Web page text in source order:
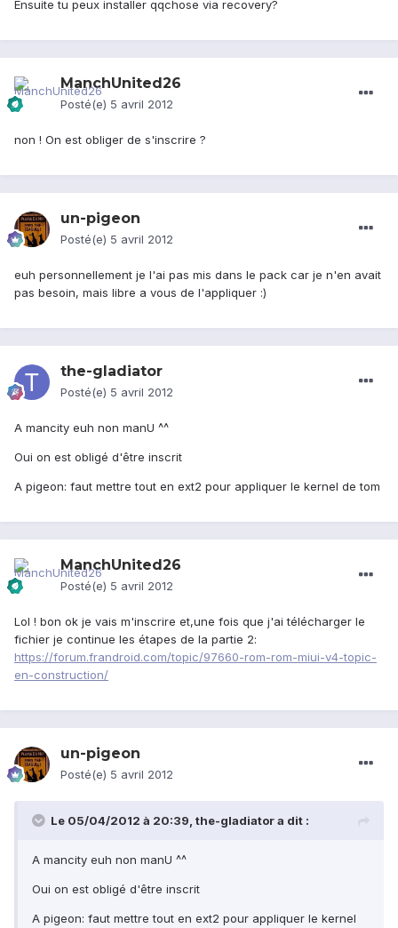
Ensuite tu peux installer qqchose via recovery?
ManchUnited26
Posté(e) 5 avril 2012
non ! On est obliger de s'inscrire ?
un-pigeon
Posté(e) 5 avril 2012
euh personnellement je l'ai pas mis dans le pack car je n'en avait
pas besoin, mais libre a vous de l'appliquer :)
the-gladiator
Posté(e) 5 avril 2012
A mancity euh non manU ^^
Oui on est obligé d'être inscrit
A pigeon: faut mettre tout en ext2 pour appliquer le kernel de tom
ManchUnited26
Posté(e) 5 avril 2012
Lol ! bon ok je vais m'inscrire et,une fois que j'ai télécharger le
fichier je continue les étapes de la partie 2:
https://forum.frandroid.com/topic/97660-rom-rom-miui-v4-topic-
en-construction/
un-pigeon
Posté(e) 5 avril 2012
Le 05/04/2012 à 20:39, the-gladiator a dit :
A mancity euh non manU ^^
Oui on est obligé d'être inscrit
A pigeon: faut mettre tout en ext2 pour appliquer le kernel